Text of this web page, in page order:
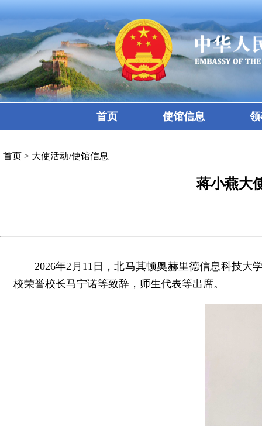
首页 使馆信息
首页 > 大使活动/使馆信息
蒋小燕大
2026年2月11日，北马其顿奥赫里德信息科技
校荣誉校长马宁诺等致辞，师生代表等出席。